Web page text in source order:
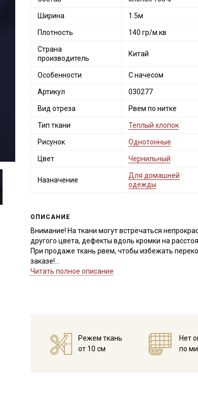
Ширина 1.5м
Плотность 140 гр/м.кв
Страна
производитель
Китай
Особенности С начесом
Артикул 030277
Вид отреза Рвем по нитке
Тип ткани Теплый хлопок
Рисунок Однотонные
Цвет Чернильный
Назначение
Для домашней
одежды
ОПИСАНИЕ
Внимание! На ткани могут встречаться
другого цвета, дефекты вдоль кромки на
При продаже ткань рвем, чтобы избежать
заказе!
высушите в 1 слой и прогладьте с
прополоскать до прозрачной воды.
Читать полное описание
Режем ткань
от 10 см
Нет
по